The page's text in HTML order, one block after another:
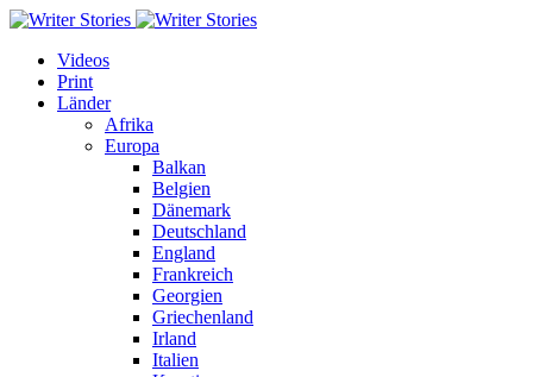
Videos
Print
Länder
Afrika
Europa
Balkan
Belgien
Dänemark
Deutschland
England
Frankreich
Georgien
Griechenland
Irland
Italien